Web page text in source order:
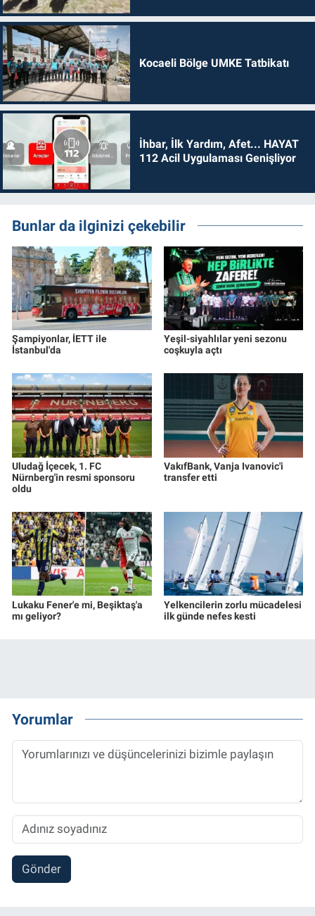
Kocaeli Bölge UMKE Tatbikatı
İhbar, İlk Yardım, Afet... HAYAT
112 Acil Uygulaması Genişliyor
Bunlar da ilginizi çekebilir
Şampiyonlar, İETT ile
İstanbul'da
Yeşil-siyahlılar yeni sezonu
coşkuyla açtı
Uludağ İçecek, 1. FC
Nürnberg'in resmi sponsoru
oldu
VakıfBank, Vanja Ivanovic'i
transfer etti
Lukaku Fener'e mi, Beşiktaş'a
mı geliyor?
Yelkencilerin zorlu mücadelesi
ilk günde nefes kesti
Yorumlar
Gönder